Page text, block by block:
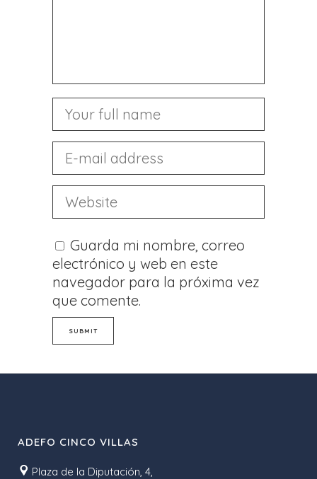
Guarda mi nombre, correo
electrónico y web en este
navegador para la próxima vez
que comente.
ADEFO CINCO VILLAS
Plaza de la Diputación, 4,